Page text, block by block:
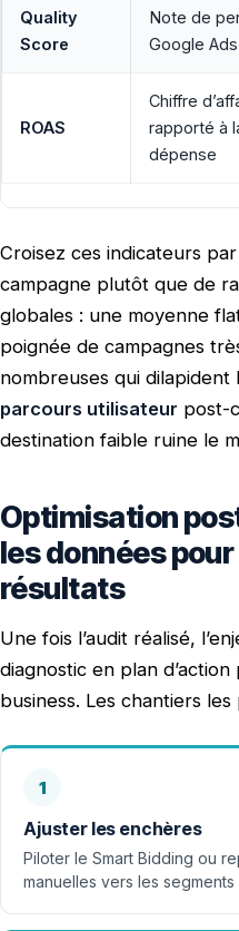
Quality
Score
Note de
Google Ads
ROAS
Chiffre
rapporté à
dépense
Croisez ces indicateurs
campagne plutôt que de
globales : une moyenne
poignée de campagnes
nombreuses qui dilapident
parcours utilisateur post-
destination faible ruine le
Optimisation
les données
résultats
Une fois l’audit réalisé,
diagnostic en plan
business. Les chantiers
1
Ajuster les enchères
Piloter le Smart Bidding ou
manuelles vers les